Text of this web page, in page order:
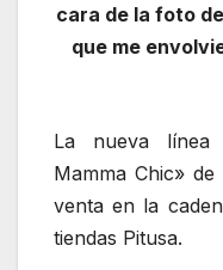
cara de la foto
que me
La nueva línea
Mamma Chic»
venta en la
tiendas Pitusa.